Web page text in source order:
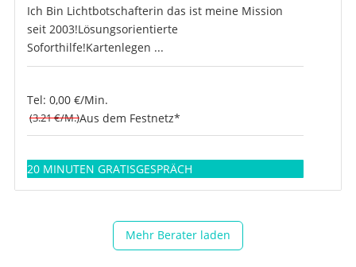
Ich Bin Lichtbotschafterin das ist meine Mission
seit 2003!Lösungsorientierte
Soforthilfe!Kartenlegen ...
Tel: 0,00 €/Min.
(3.21 €/M.)Aus dem Festnetz*
20 MINUTEN GRATISGESPRÄCH
Mehr Berater laden